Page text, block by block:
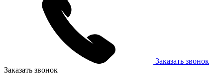
Заказать звонок
Заказать звонок